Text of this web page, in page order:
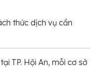
thức dịch vụ cần
TP. Hội An, mỗi cơ sở